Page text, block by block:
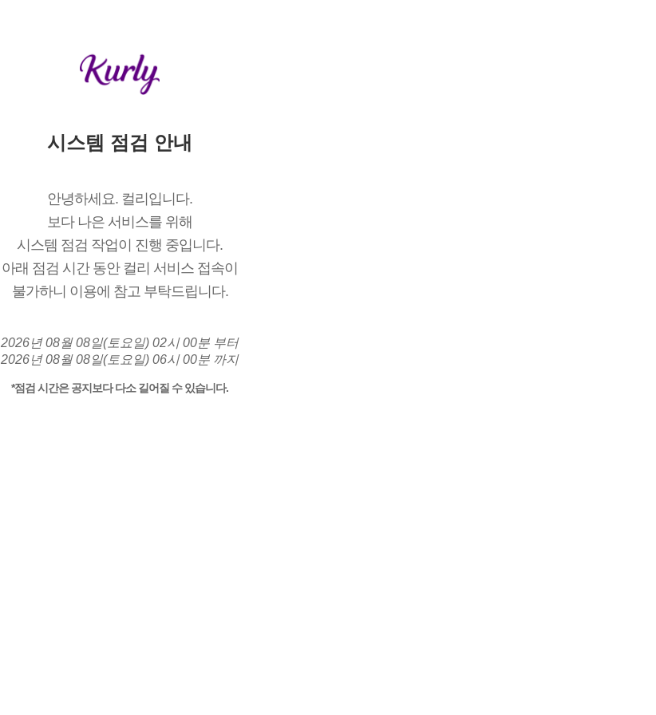
시스템 점검 안내
안녕하세요. 컬리입니다.
보다 나은 서비스를 위해
시스템 점검 작업이 진행 중입니다.
아래 점검 시간 동안 컬리 서비스 접속이
불가하니 이용에 참고 부탁드립니다.
2026년 08월 08일(토요일) 02시 00분 부터
2026년 08월 08일(토요일) 06시 00분 까지
*점검 시간은 공지보다 다소 길어질 수 있습니다.